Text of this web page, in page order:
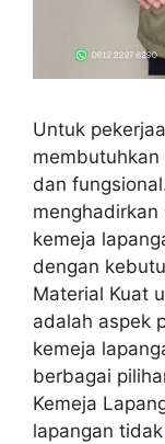
Untuk
dan
kemeja
dengan
Material Kuat
adalah aspek
kemeja
berbagai
Kemeja
lapangan